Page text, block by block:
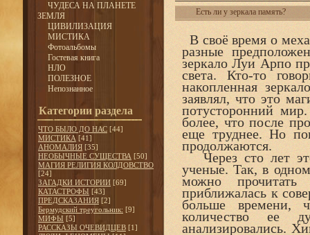
ЧУДЕСА НА ПЛАНЕТЕ
ЗЕМЛЯ
ЦИВИЛИЗАЦИЯ
МИСТИКА
Фотоальбомы
Гостевая книга
НЛО
ПОЛЕЗНОЕ
Непознанное
Категории раздела
ЧТО БЫЛО ДО НАС [44]
МИСТИКА [41]
АНОМАЛИЯ [35]
НЕОБЫЧНЫЕ СУЩЕСТВА [50]
МАГИЯ РЕЛИГИЯ КОЛДОВСТВО
[24]
ЗАГАДКИ ИСТОРИИ [69]
КАТАСТРОФЫ [43]
ПРЕДСКАЗАНИЯ [2]
Бермудский треугольник: [9]
МИФЫ [5]
РАССКАЗЫ ОЧЕВИДЦЕВ [1]
Есть ли у зеркала память?
В своё время о
разные
зеркало Луи Арпо
света. Кто-то
накопленная
заявлял, что это
потусторонний
более, что после
еще труднее. Но
продолжаются.
Через сто лет
ученые. Так, в
можно
приближалась к
больше времени,
количество ее
анализировались.